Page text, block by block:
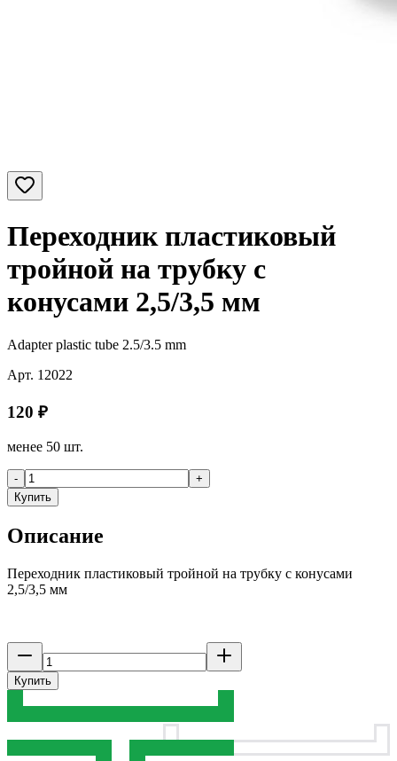
Переходник пластиковый
тройной на трубку с
конусами 2,5/3,5 мм
Adapter plastic tube 2.5/3.5 mm
Арт. 12022
120 ₽
менее 50 шт.
-
+
Купить
Описание
Переходник пластиковый тройной на трубку с конусами
2,5/3,5 мм
Купить